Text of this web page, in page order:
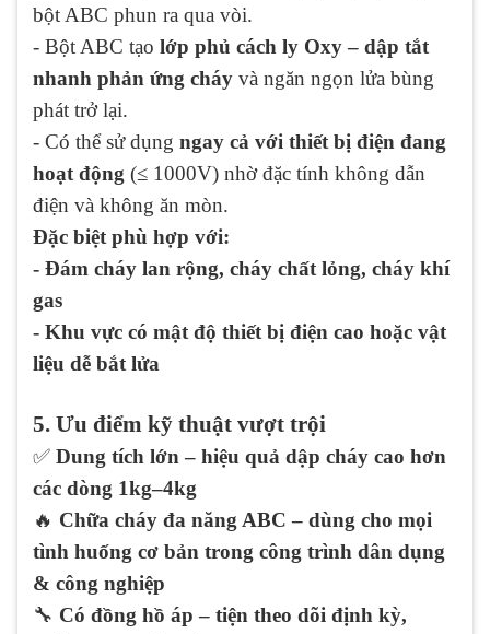
bột ABC phun ra qua vòi.
- Bột ABC tạo lớp phủ cách ly Oxy – dập tắt
nhanh phản ứng cháy và ngăn ngọn lửa bùng
phát trở lại.
- Có thể sử dụng ngay cả với thiết bị điện đang
hoạt động (≤ 1000V) nhờ đặc tính không dẫn
điện và không ăn mòn.
Đặc biệt phù hợp với:
- Đám cháy lan rộng, cháy chất lỏng, cháy khí
gas
- Khu vực có mật độ thiết bị điện cao hoặc vật
liệu dễ bắt lửa
5. Ưu điểm kỹ thuật vượt trội
✅ Dung tích lớn – hiệu quả dập cháy cao hơn
các dòng 1kg–4kg
🔥 Chữa cháy đa năng ABC – dùng cho mọi
tình huống cơ bản trong công trình dân dụng
& công nghiệp
🔧 Có đồng hồ áp – tiện theo dõi định kỳ,